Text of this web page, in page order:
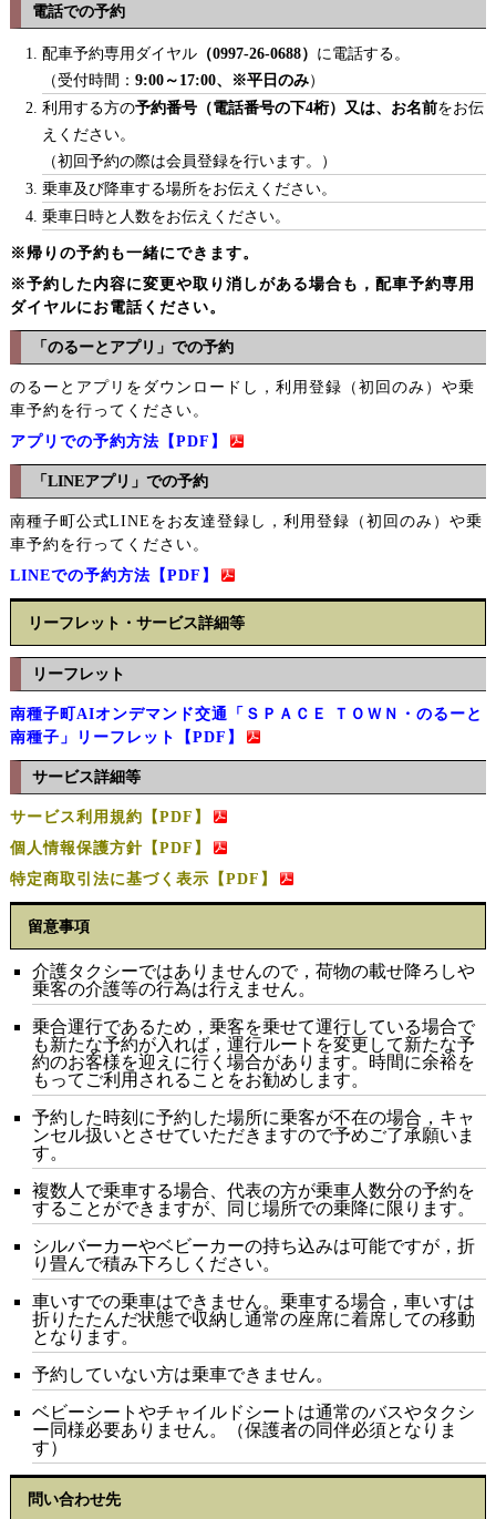
電話での予約
配車予約専用ダイヤル（0997-26-0688） に電話する。
（受付時間： 9:00～17:00、※平日のみ）
利用する方の予約番号（電話番号の下4桁）又は、お名前をお伝
えください。
（初回予約の際は会員登録を行います。）
乗車及び降車する場所をお伝えください。
乗車日時と人数をお伝えください。
※帰りの予約も一緒にできます。
※予約した内容に変更や取り消しがある場合も，配車予約専用
ダイヤルにお電話ください。
「のるーとアプリ」での予約
のるーとアプリをダウンロードし，利用登録（初回のみ）や乗
車予約を行ってください。
アプリでの予約方法【PDF】
「LINEアプリ」での予約
南種子町公式LINEをお友達登録し，利用登録（初回のみ）や乗
車予約を行ってください。
LINEでの予約方法【PDF】
リーフレット・サービス詳細等
リーフレット
南種子町AIオンデマンド交通「ＳＰＡＣＥ ＴＯＷＮ・のるーと
南種子」リーフレット【PDF】
サービス詳細等
サービス利用規約【PDF】
個人情報保護方針【PDF】
特定商取引法に基づく表示【PDF】
留意事項
介護タクシーではありませんので，荷物の載せ降ろしや
乗客の介護等の行為は行えません。
乗合運行であるため，乗客を乗せて運行している場合で
も新たな予約が入れば，運行ルートを変更して新たな予
約のお客様を迎えに行く場合があります。時間に余裕を
もってご利用されることをお勧めします。
予約した時刻に予約した場所に乗客が不在の場合，キャ
ンセル扱いとさせていただきますので予めご了承願いま
す。
複数人で乗車する場合、代表の方が乗車人数分の予約を
することができますが、同じ場所での乗降に限ります。
シルバーカーやベビーカーの持ち込みは可能ですが，折
り畳んで積み下ろしください。
車いすでの乗車はできません。乗車する場合，車いすは
折りたたんだ状態で収納し通常の座席に着席しての移動
となります。
予約していない方は乗車できません。
ベビーシートやチャイルドシートは通常のバスやタクシ
ー同様必要ありません。（保護者の同伴必須となりま
す）
問い合わせ先